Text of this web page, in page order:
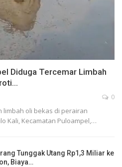
Diduga Tercemar Limbah
0
limbah oli bekas di perairan
Kali, Kecamatan Puloampel,…
Tunggak Utang Rp1,3 Miliar ke
Biaya…